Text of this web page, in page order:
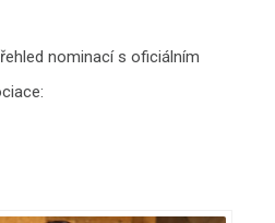
nominací s oficiálním